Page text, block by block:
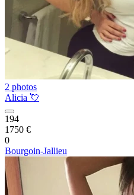
2 photos
Alicia 💘
194
1750 €
0
Bourgoin-Jallieu